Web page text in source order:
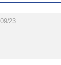
09/23